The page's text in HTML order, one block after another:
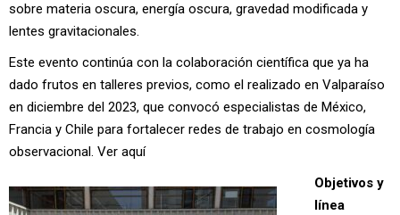
sobre materia oscura, energía oscura, gravedad modificada y
lentes gravitacionales.
Este evento continúa con la colaboración científica que ya ha
dado frutos en talleres previos, como el realizado en Valparaíso
en diciembre del 2023, que convocó especialistas de México,
Francia y Chile para fortalecer redes de trabajo en cosmología
observacional. Ver aquí
Objetivos y
línea